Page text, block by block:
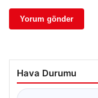
Hava Durumu